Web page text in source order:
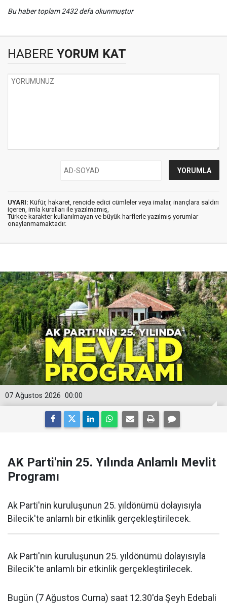
Bu haber toplam 2432 defa okunmuştur
HABERE YORUM KAT
UYARI: Küfür, hakaret, rencide edici cümleler veya imalar, inançlara saldırı
içeren, imla kuralları ile yazılmamış,
Türkçe karakter kullanılmayan ve büyük harflerle yazılmış yorumlar
onaylanmamaktadır.
00:00
07 Ağustos 2026
AK Parti'nin 25. Yılında Anlamlı Mevlit
Programı
Ak Parti'nin kuruluşunun 25. yıldönümü dolayısıyla
Bilecik'te anlamlı bir etkinlik gerçekleştirilecek.
Ak Parti'nin kuruluşunun 25. yıldönümü dolayısıyla
Bilecik'te anlamlı bir etkinlik gerçekleştirilecek.
Bugün (7 Ağustos Cuma) saat 12.30'da Şeyh Edebali